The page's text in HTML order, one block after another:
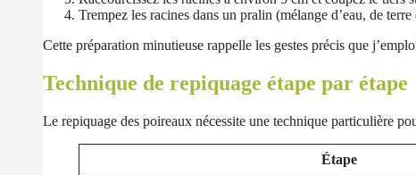
Trempez les racines dans un pralin (mélange d’eau, de
Cette préparation minutieuse rappelle les gestes précis que
Technique de repiquage étape par étape
Le repiquage des poireaux nécessite une technique particulière
Étape